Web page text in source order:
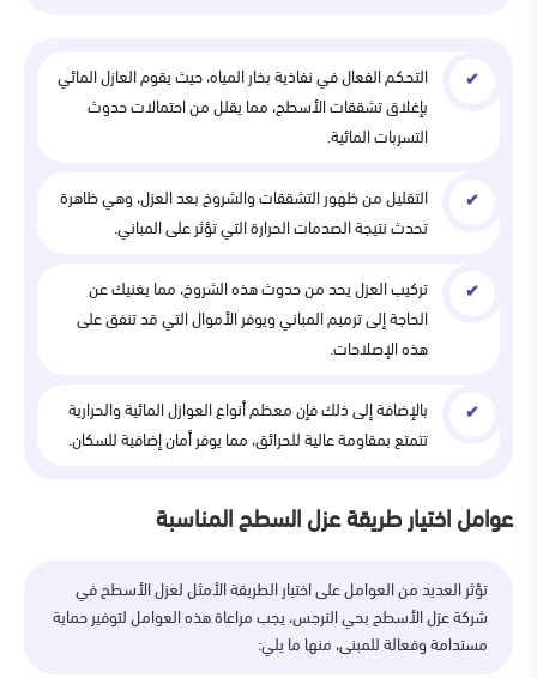
التحكم الفعال في نفاذية بخار المياه، حيث يقوم العازل المائي
بإغلاق تشققات الأسطح، مما يقلل من احتمالات حدوث
التسربات المائية.
التقليل من ظهور التشققات والشروخ بعد العزل، وهي ظاهرة
تحدث نتيجة الصدمات الحرارة التي تؤثر على المباني.
تركيب العزل يحد من حدوث هذه الشروخ، مما يغنيك عن
الحاجة إلى ترميم المباني ويوفر الأموال التي قد تنفق على
هذه الإصلاحات.
بالإضافة إلى ذلك فإن معظم أنواع العوازل المائية والحرارية
تتمتع بمقاومة عالية للحرائق، مما يوفر أمان إضافية للسكان.
عوامل اختيار طريقة عزل السطح المناسبة
تؤثر العديد من العوامل على اختيار الطريقة الأمثل لعزل الأسطح في
شركة عزل الأسطح بحي النرجس، يجب مراعاة هذه العوامل لتوفير حماية
مستدامة وفعالة للمبنى، منها ما يلي: